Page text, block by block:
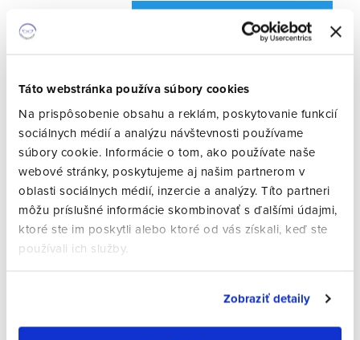
Táto webstránka používa súbory cookies
Na prispôsobenie obsahu a reklám, poskytovanie funkcií
sociálnych médií a analýzu návštevnosti používame
súbory cookie. Informácie o tom, ako používate naše
webové stránky, poskytujeme aj našim partnerom v
oblasti sociálnych médií, inzercie a analýzy. Títo partneri
môžu príslušné informácie skombinovať s ďalšími údajmi,
ktoré ste im poskytli alebo ktoré od vás získali, keď ste
používali ich služby.
Zobraziť detaily
DETAIL